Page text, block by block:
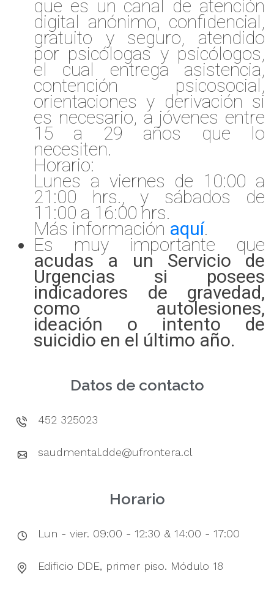
que es un canal de atención
digital anónimo, confidencial,
gratuito y seguro, atendido
por psicólogas y psicólogos,
el cual entrega asistencia,
contención psicosocial,
orientaciones y derivación si
es necesario, a jóvenes entre
15 a 29 años que lo
necesiten.
Horario:
Lunes a viernes de 10:00 a
21:00 hrs., y sábados de
11:00 a 16:00 hrs.
Más información aquí.
Es muy importante que
acudas a un Servicio de
Urgencias si posees
indicadores de gravedad,
como autolesiones,
ideación o intento de
suicidio en el último año.
Datos de contacto
452 325023
saudmental.dde@ufrontera.cl
Horario
Lun - vier. 09:00 - 12:30 & 14:00 - 17:00
Edificio DDE, primer piso. Módulo 18